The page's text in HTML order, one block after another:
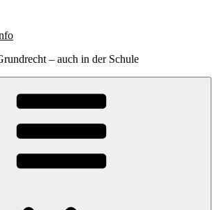
– auch in der Schule